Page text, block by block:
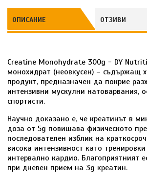
ОПИСАНИЕ ОТЗИВИ
Creatine Monohydrate 300g - DY
монохидрат (неовкусен) – съдържащ
продукт, предназначен да покрие
интензивни мускулни натоварвания,
спортисти.
Научно доказано е, че креатинът в
доза от 5g повишава физическото
последователен изблик на
висока интензивност като
интервално кардио. Благоприятният
при дневен прием на 3g креатин.